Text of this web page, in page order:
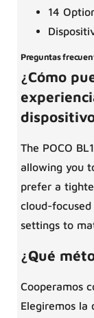
14
Preguntas
¿Cómo
The POCO
allowing you
prefer a
cloud-
settings to
¿Qué
Cooperamos
Elegiremos la